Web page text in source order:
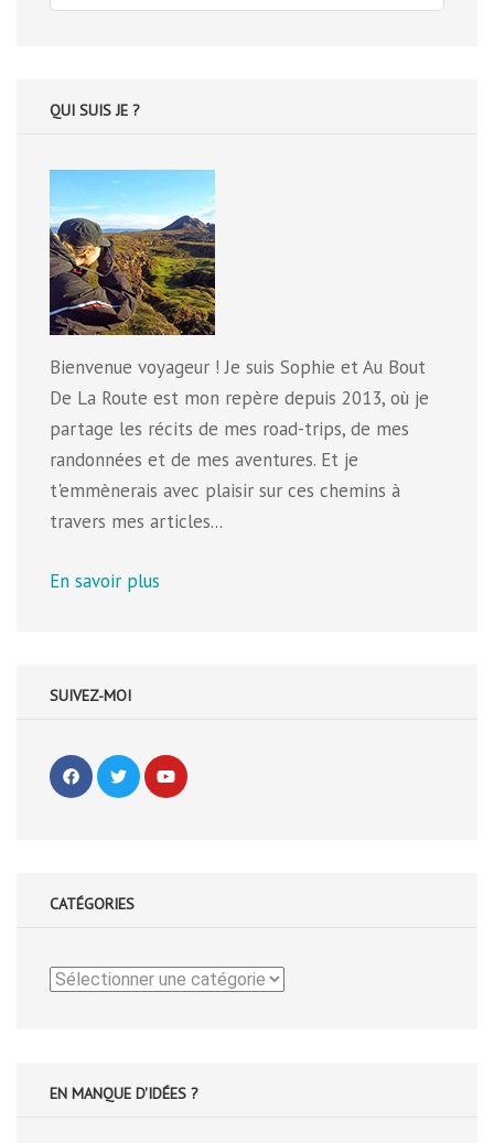
pour
QUI SUIS JE ?
Bienvenue voyageur ! Je suis Sophie et Au Bout
De La Route est mon repère depuis 2013, où je
partage les récits de mes road-trips, de mes
randonnées et de mes aventures. Et je
t'emmènerais avec plaisir sur ces chemins à
travers mes articles...
En savoir plus
SUIVEZ-MOI
CATÉGORIES
Catégories
EN MANQUE D'IDÉES ?